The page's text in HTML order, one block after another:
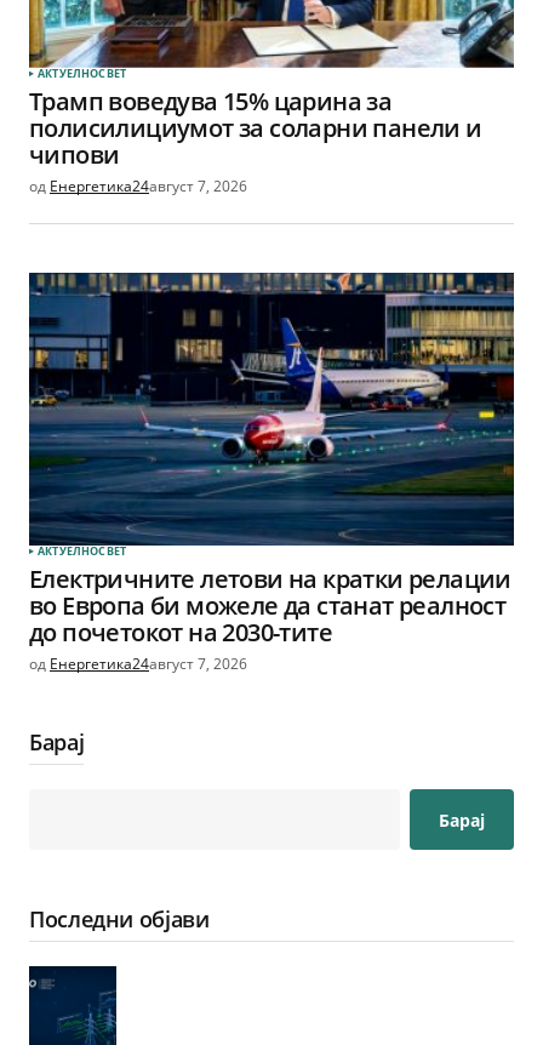
АКТУЕЛНОСВЕТ
Трамп воведува 15% царина за
полисилициумот за соларни панели и
чипови
од Енергетика24август 7, 2026
АКТУЕЛНОСВЕТ
Електричните летови на кратки релации
во Европа би можеле да станат реалност
до почетокот на 2030-тите
од Енергетика24август 7, 2026
Барај
Барај
Последни објави